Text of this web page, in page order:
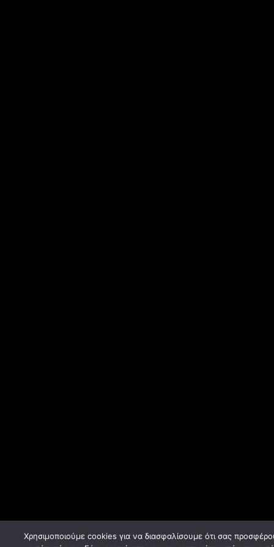
Χρησιμοποιούμε cookies για να διασφαλίσουμε ότι σας